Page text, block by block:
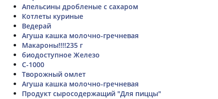
Апельсины дробленые с сахаром
Котлеты куриные
Ведерай
Агуша кашка молочно-гречневая
Макароны!!!!235 г
биодоступное Железо
С-1000
Творожный омлет
Агуша кашка молочно-гречневая
Продукт сыросодержащий "Для пиццы"